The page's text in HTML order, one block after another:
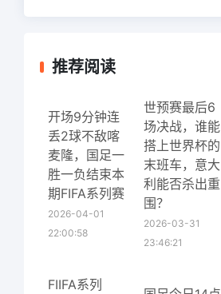
推荐阅读
开场9分钟连
丢2球不敌喀
麦隆，国足一
胜一负结束本
期FIFA系列赛
2026-04-01
22:00:58
世预赛最后6
场决战，谁能
搭上世界杯的
末班车，意大
利能否杀出重
围？
2026-03-31
23:46:21
FIIFA系列